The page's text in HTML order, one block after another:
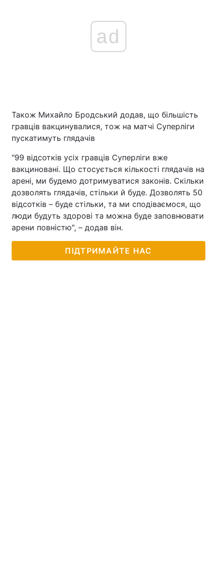
ad
Також Михайло Бродський додав, що більшість
гравців вакцинувалися, тож на матчі Суперліги
пускатимуть глядачів
"99 відсотків усіх гравців Суперліги вже
вакциновані. Що стосується кількості глядачів на
арені, ми будемо дотримуватися законів. Скільки
дозволять глядачів, стільки й буде. Дозволять 50
відсотків – буде стільки, та ми сподіваємося, що
люди будуть здорові та можна буде заповнювати
арени повністю", – додав він.
ПІДТРИМАЙТЕ НАС